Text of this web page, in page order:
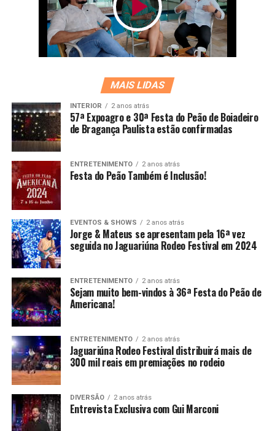
MAIS LIDAS
INTERIOR 2 anos atrás
57ª Expoagro e 30ª Festa do Peão de Boiadeiro
de Bragança Paulista estão confirmadas
ENTRETENIMENTO 2 anos atrás
Festa do Peão Também é Inclusão!
EVENTOS & SHOWS 2 anos atrás
Jorge & Mateus se apresentam pela 16ª vez
seguida no Jaguariúna Rodeo Festival em 2024
ENTRETENIMENTO 2 anos atrás
Sejam muito bem-vindos à 36ª Festa do Peão de
Americana!
ENTRETENIMENTO 2 anos atrás
Jaguariúna Rodeo Festival distribuirá mais de
300 mil reais em premiações no rodeio
DIVERSÃO 2 anos atrás
Entrevista Exclusiva com Gui Marconi